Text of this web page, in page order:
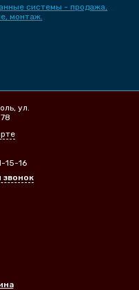
ул.
15-16
звонок